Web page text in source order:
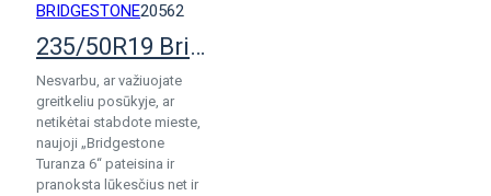
BRIDGESTONE20562
235/50R19 Bridgestone Turanza 6 Enliten
Nesvarbu, ar važiuojate
greitkeliu posūkyje, ar
netikėtai stabdote mieste,
naujoji „Bridgestone
Turanza 6“ pateisina ir
pranoksta lūkesčius net ir